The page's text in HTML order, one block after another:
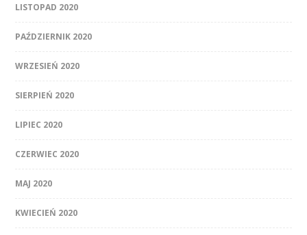
LISTOPAD 2020
PAŹDZIERNIK 2020
WRZESIEŃ 2020
SIERPIEŃ 2020
LIPIEC 2020
CZERWIEC 2020
MAJ 2020
KWIECIEŃ 2020